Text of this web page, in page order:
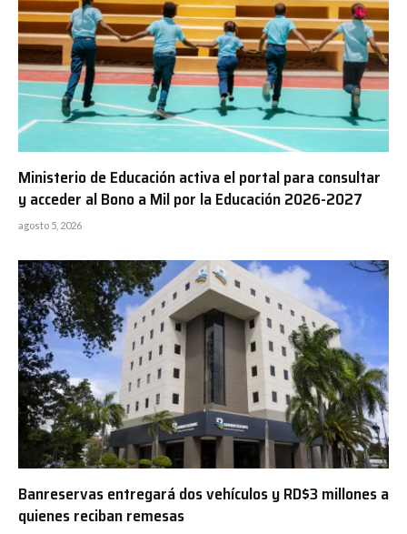
Ministerio de Educación activa el portal para consultar
y acceder al Bono a Mil por la Educación 2026-2027
agosto 5, 2026
Banreservas entregará dos vehículos y RD$3 millones a
quienes reciban remesas